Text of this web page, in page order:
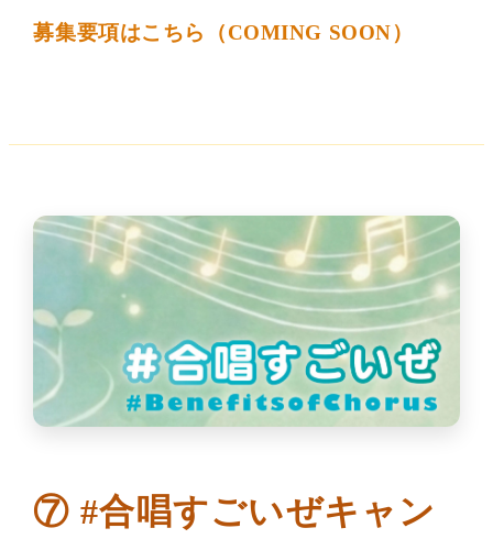
募集要項はこちら（COMING SOON）
⑦ #合唱すごいぜキャン